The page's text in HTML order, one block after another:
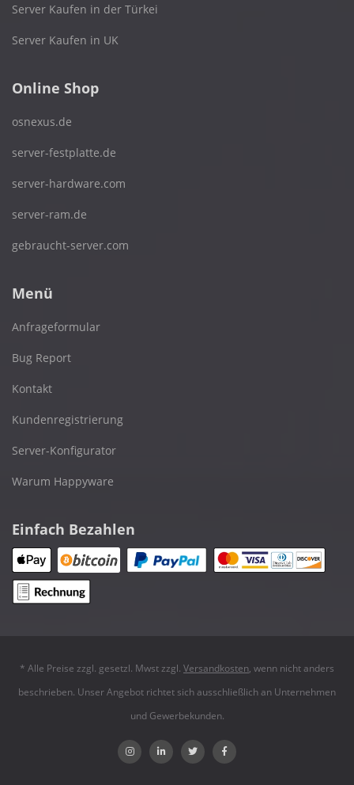
Server Kaufen in der Türkei
Server Kaufen in UK
Online Shop
osnexus.de
server-festplatte.de
server-hardware.com
server-ram.de
gebraucht-server.com
Menü
Anfrageformular
Bug Report
Kontakt
Kundenregistrierung
Server-Konfigurator
Warum Happyware
Einfach Bezahlen
* Alle Preise zzgl. gesetzl. Mwst zzgl. Versandkosten, wenn nicht anders
beschrieben. Unser Angebot richtet sich ausschließlich an Unternehmen
und Gewerbekunden.